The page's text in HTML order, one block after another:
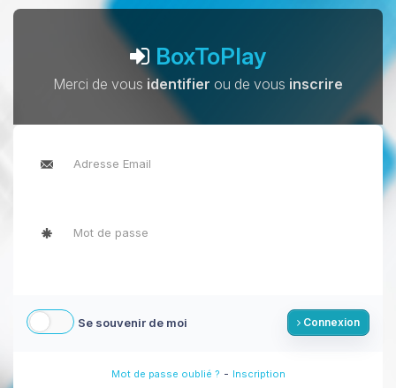
BoxToPlay
Merci de vous identifier ou de vous inscrire
Se souvenir de moi Connexion
Mot de passe oublié ? - Inscription